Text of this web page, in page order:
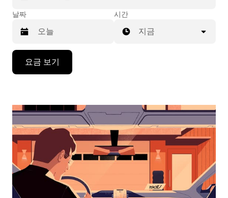
날짜
작
면
아
래
화
살
표
시간
지금
요금 보기